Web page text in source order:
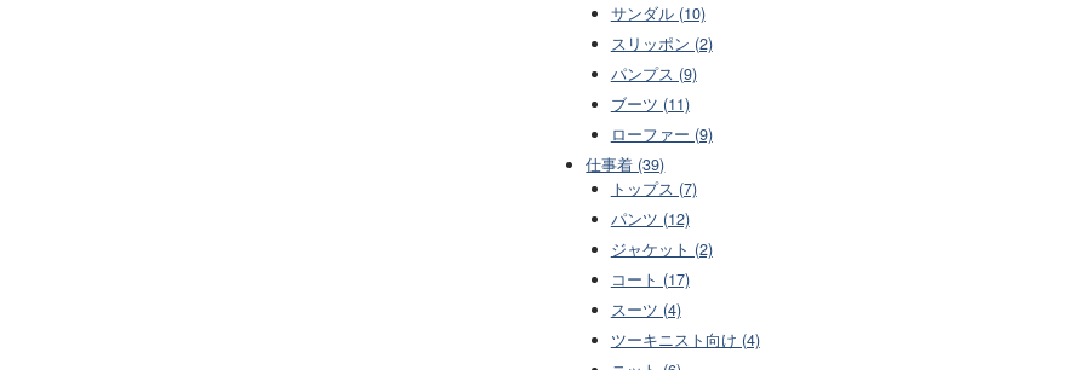
サンダル (10)
スリッポン (2)
パンプス (9)
ブーツ (11)
ローファー (9)
仕事着 (39)
トップス (7)
パンツ (12)
ジャケット (2)
コート (17)
スーツ (4)
ツーキニスト向け (4)